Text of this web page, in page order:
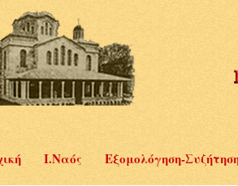
Ι.Ναός Εξομολόγηση-